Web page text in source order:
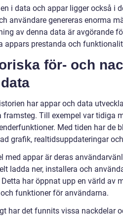
i data och appar ligger också i
användare genereras enorma
av denna data är avgörande
appars prestanda och
för- och
har appar och data
framsteg. Till exempel var tidiga
Med tiden har de
grafik, realtidsuppdateringar
med appar är deras
ladda ner, installera och
har öppnat upp en värld av
funktioner för användarna.
har det funnits vissa nackdelar